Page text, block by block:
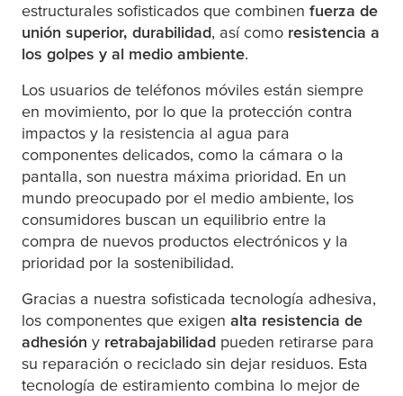
estructurales sofisticados que combinen fuerza de
unión superior, durabilidad, así como resistencia a
los golpes y al medio ambiente.
Los usuarios de teléfonos móviles están siempre
en movimiento, por lo que la protección contra
impactos y la resistencia al agua para
componentes delicados, como la cámara o la
pantalla, son nuestra máxima prioridad. En un
mundo preocupado por el medio ambiente, los
consumidores buscan un equilibrio entre la
compra de nuevos productos electrónicos y la
prioridad por la sostenibilidad.
Gracias a nuestra sofisticada tecnología adhesiva,
los componentes que exigen alta resistencia de
adhesión y retrabajabilidad pueden retirarse para
su reparación o reciclado sin dejar residuos. Esta
tecnología de estiramiento combina lo mejor de